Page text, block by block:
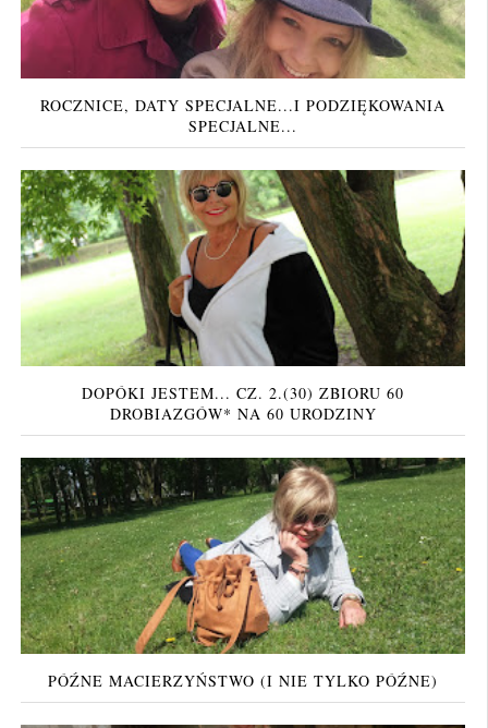
ROCZNICE, DATY SPECJALNE...I PODZIĘKOWANIA
SPECJALNE...
DOPÓKI JESTEM... CZ. 2.(30) ZBIORU 60
DROBIAZGÓW* NA 60 URODZINY
PÓŹNE MACIERZYŃSTWO (I NIE TYLKO PÓŹNE)